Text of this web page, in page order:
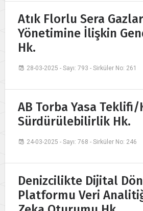
Atık Florlu Sera
Yönetimine İlişkin
Hk.
28-03-2025 - Sayı: 793 - Sirküler No: 261
AB Torba Yasa
Sürdürülebilirlik Hk.
24-03-2025 - Sayı: 768 - Sirküler No: 246
Denizcilikte Dijital
Platformu Veri